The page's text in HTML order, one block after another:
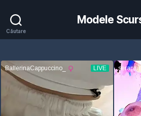
Căutare
Modele